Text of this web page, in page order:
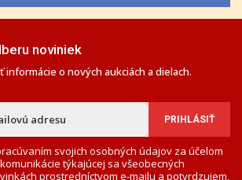
noviniek
informácie o nových aukciách a dielach.
svojich osobných údajov za účelom
týkajúcej sa všeobecných
prostredníctvom e-mailu a potvrdzujem,